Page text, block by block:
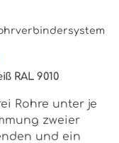
RAL 9010
Rohre unter je
zweier
und ein